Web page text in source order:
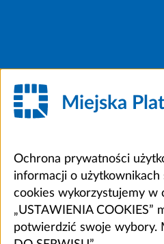
Miejska
Ochrona prywatności
informacji o użytkownikach
cookies wykorzystujemy w
„USTAWIENIA
potwierdzić swoje wybory.